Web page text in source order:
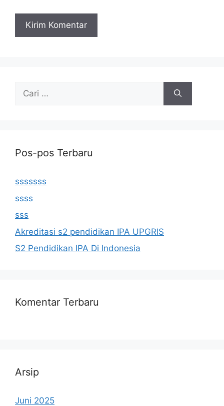
Cari
Pos-pos Terbaru
sssssss
ssss
sss
Akreditasi s2 pendidikan IPA UPGRIS
S2 Pendidikan IPA Di Indonesia
Komentar Terbaru
Arsip
Juni 2025